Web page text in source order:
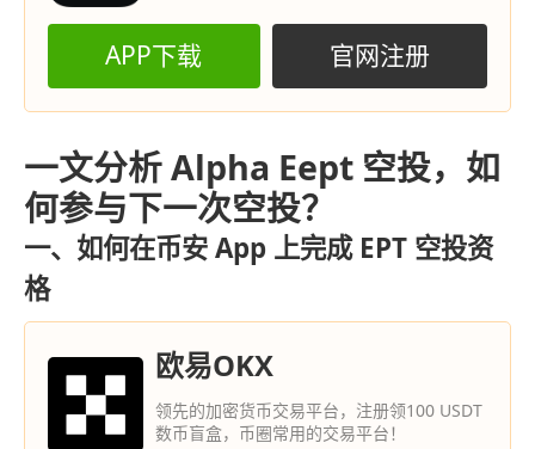
APP下载 官网注册
一文分析 Alpha Eept 空投，如
何参与下一次空投？
一、如何在币安 App 上完成 EPT 空投资
格
欧易OKX
领先的加密货币交易平台，注册领100 USDT
数币盲盒，币圈常用的交易平台！